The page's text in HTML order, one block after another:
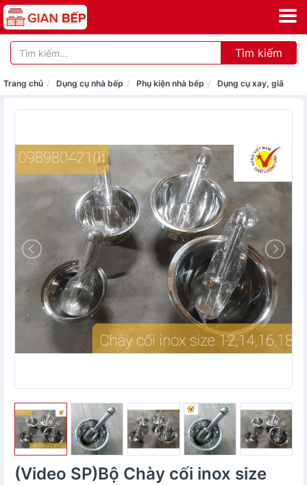
Tìm kiếm
Trang chủ Dụng cụ nhà bếp Phụ kiện nhà bếp Dụng cụ xay, giã
(Video SP)Bộ Chày cối inox size